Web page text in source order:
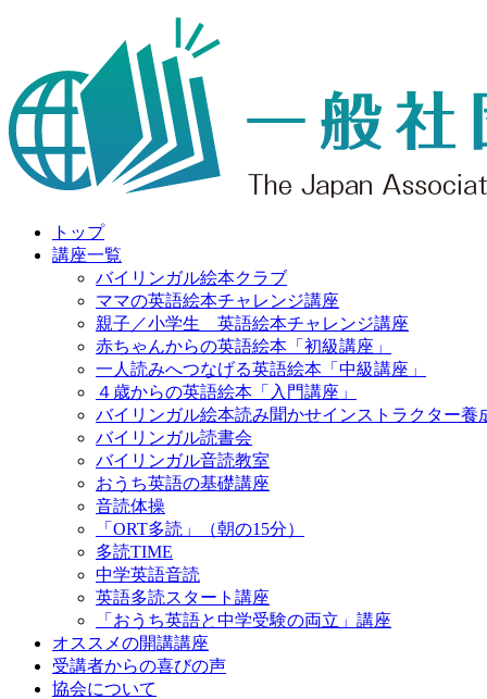
トップ
講座一覧
バイリンガル絵本クラブ
ママの英語絵本チャレンジ講座
親子／小学生 英語絵本チャレンジ講座
赤ちゃんからの英語絵本「初級講座」
一人読みへつなげる英語絵本「中級講座」
４歳からの英語絵本「入門講座」
バイリンガル絵本読み聞かせインストラクター養
バイリンガル読書会
バイリンガル音読教室
おうち英語の基礎講座
音読体操
「ORT多読」（朝の15分）
多読TIME
中学英語音読
英語多読スタート講座
「おうち英語と中学受験の両立」講座
オススメの開講講座
受講者からの喜びの声
協会について